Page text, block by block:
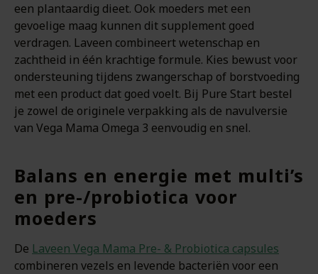
een plantaardig dieet. Ook moeders met een
gevoelige maag kunnen dit supplement goed
verdragen. Laveen combineert wetenschap en
zachtheid in één krachtige formule. Kies bewust voor
ondersteuning tijdens zwangerschap of borstvoeding
met een product dat goed voelt. Bij Pure Start bestel
je zowel de originele verpakking als de navulversie
van Vega Mama Omega 3 eenvoudig en snel.
Balans en energie met multi’s
en pre-/probiotica voor
moeders
De Laveen Vega Mama Pre- & Probiotica capsules
combineren vezels en levende bacteriën voor een